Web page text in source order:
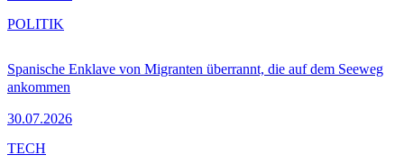
Spanische Enklave von Migranten überrannt, die auf dem Seeweg
ankommen
30.07.2026
POLITIK
TECH